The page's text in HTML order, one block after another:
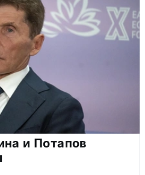
и Потапов